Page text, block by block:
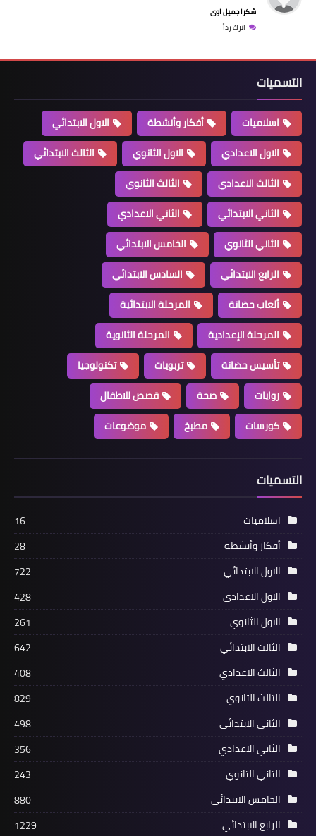
شكرا جميل اوى
اترك رداً
التسميات
اسلاميات أفكار وأنشطة
الاول الابتدائي
الاول الاعدادي
الاول الثانوي
الثالث الابتدائي
الثالث الاعدادي
الثالث الثانوي
الثاني الابتدائي
الثاني الاعدادي
الثاني الثانوي
الخامس الابتدائي
الرابع الابتدائي
السادس الابتدائي
ألعاب حضانة
المرحلة الابتدائية
المرحلة الإعدادية
المرحلة الثانوية
تأسيس حضانة
تربويات
تكنولوجيا
روايات
صحة
قصص للاطفال
كورسات
مطبخ موضوعات
التسميات
اسلاميات
16
أفكار وأنشطة
28
الاول الابتدائي
722
الاول الاعدادي
428
الاول الثانوي
261
الثالث الابتدائي
642
الثالث الاعدادي
408
الثالث الثانوي
829
الثاني الابتدائي
498
الثاني الاعدادي
356
الثاني الثانوي
243
الخامس الابتدائي
880
الرابع الابتدائي
1229